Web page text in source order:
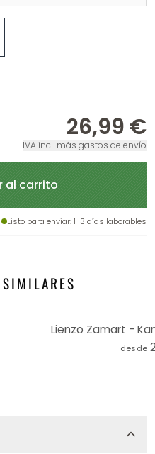
26,99 €
IVA incl. más gastos de envío
al carrito
Listo para enviar: 1-3 días laborables
Lienzo Zamart -
desde